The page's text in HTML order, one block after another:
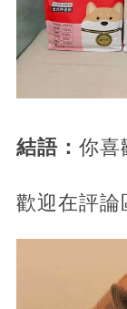
結語： 你喜
歡迎在評論